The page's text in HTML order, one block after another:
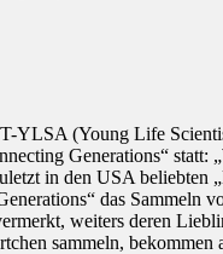
YLSA (Young Life
Generations“
in den USA beliebten
das Sammeln
weiters deren
sammeln, bekommen